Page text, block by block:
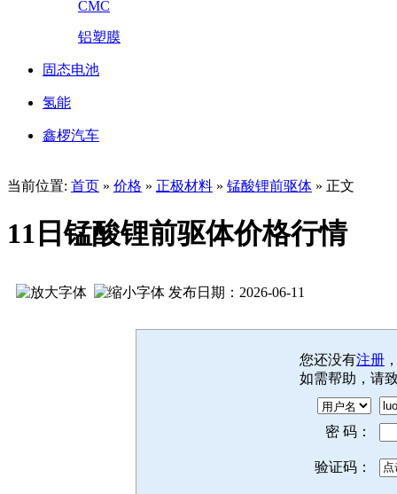
CMC
铝塑膜
固态电池
氢能
鑫椤汽车
当前位置: 首页 » 价格 » 正极材料 » 锰酸锂前驱体 » 正文
11日锰酸锂前驱体价格行情
发布日期：2026-06-11
您还没有注册
如需帮助，请
密 码：
验证码：